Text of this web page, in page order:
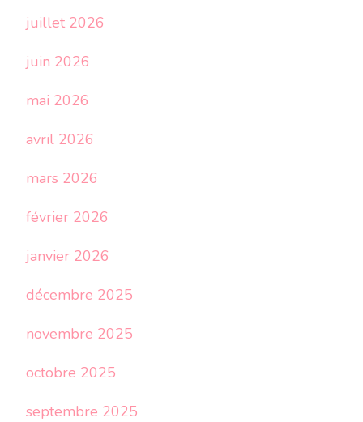
juillet 2026
juin 2026
mai 2026
avril 2026
mars 2026
février 2026
janvier 2026
décembre 2025
novembre 2025
octobre 2025
septembre 2025